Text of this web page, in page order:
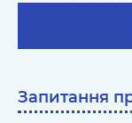
Запитання